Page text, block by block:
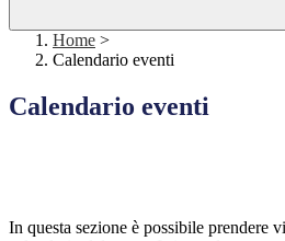
Home >
Calendario eventi
Calendario eventi
In questa sezione è possibile prendere